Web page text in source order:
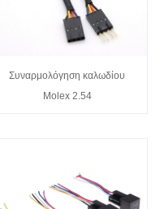
Συναρμολόγηση καλωδίου
Molex 2.54